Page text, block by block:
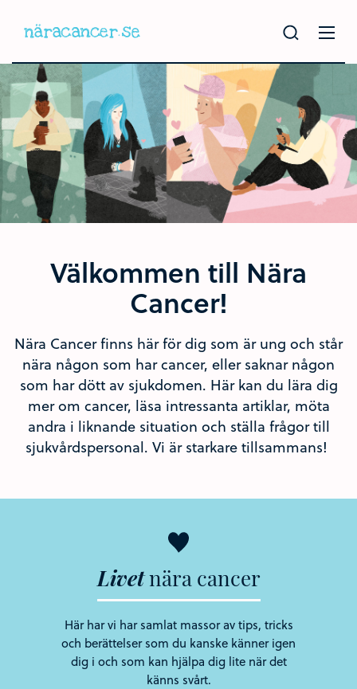
Välkommen till Nära
Cancer!
Nära Cancer finns här för dig som är ung och står
nära någon som har cancer, eller saknar någon
som har dött av sjukdomen. Här kan du lära dig
mer om cancer, läsa intressanta artiklar, möta
andra i liknande situation och ställa frågor till
sjukvårdspersonal. Vi är starkare tillsammans!
Livetnära cancer
Här har vi har samlat massor av tips, tricks
och berättelser som du kanske känner igen
dig i och som kan hjälpa dig lite när det
känns svårt.